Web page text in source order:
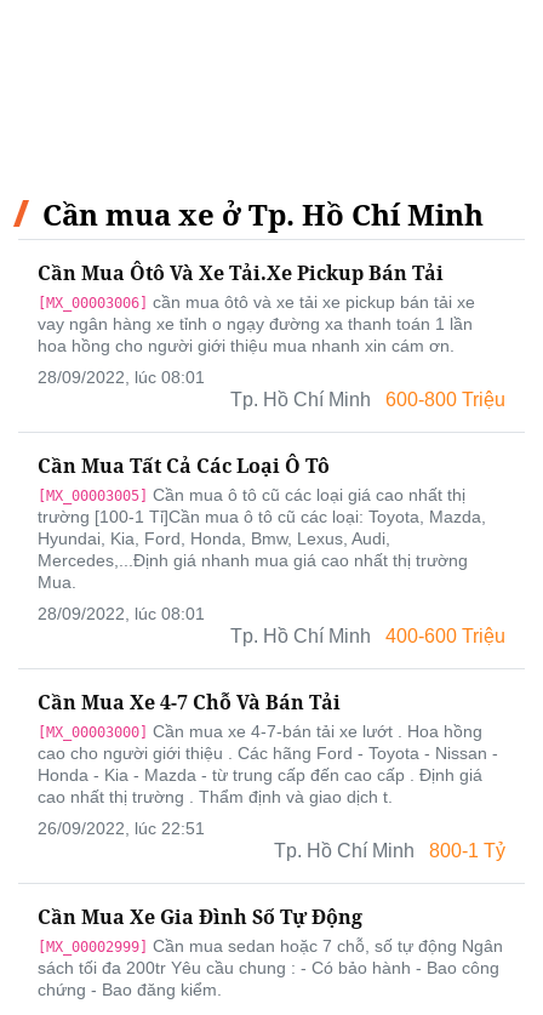
Cần mua xe ở Tp. Hồ Chí Minh
Cần Mua Ôtô Và Xe Tải.xe Pickup Bán Tải
[MX_00003006] cần mua ôtô và xe tải xe pickup bán tải xe
vay ngân hàng xe tỉnh o ngạy đường xa thanh toán 1 lần
hoa hồng cho người giới thiệu mua nhanh xin cám ơn.
28/09/2022, lúc 08:01
Tp. Hồ Chí Minh 600-800 Triệu
Cần Mua Tất Cả Các Loại Ô Tô
[MX_00003005] Cần mua ô tô cũ các loại giá cao nhất thị
trường [100-1 Tỉ]Cần mua ô tô cũ các loại: Toyota, Mazda,
Hyundai, Kia, Ford, Honda, Bmw, Lexus, Audi,
Mercedes,...Định giá nhanh mua giá cao nhất thị trường
Mua.
28/09/2022, lúc 08:01
Tp. Hồ Chí Minh 400-600 Triệu
Cần Mua Xe 4-7 Chỗ Và Bán Tải
[MX_00003000] Cần mua xe 4-7-bán tải xe lướt . Hoa hồng
cao cho người giới thiệu . Các hãng Ford - Toyota - Nissan -
Honda - Kia - Mazda - từ trung cấp đến cao cấp . Định giá
cao nhất thị trường . Thẩm định và giao dịch t.
26/09/2022, lúc 22:51
Tp. Hồ Chí Minh 800-1 Tỷ
Cần Mua Xe Gia Đình Số Tự Động
[MX_00002999] Cần mua sedan hoặc 7 chỗ, số tự động Ngân
sách tối đa 200tr Yêu cầu chung : - Có bảo hành - Bao công
chứng - Bao đăng kiểm.